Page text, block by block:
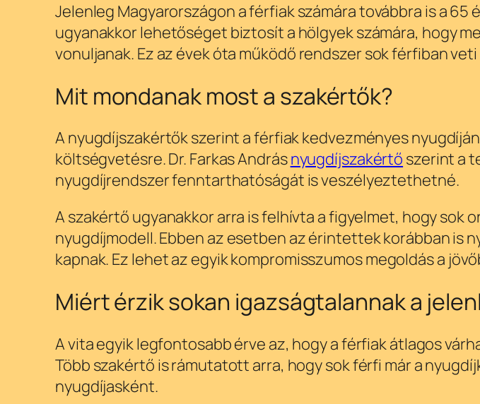
Jelenleg Magyarországon a férfiak számára továbbra is a
ugyanakkor lehetőséget biztosít a hölgyek számára, hogy
vonuljanak. Ez az évek óta működő rendszer sok férfiban
Mit mondanak most a szakértők?
A nyugdíjszakértők szerint a férfiak kedvezményes
költségvetésre. Dr. Farkas Andrásnyugdíjszakértő szerint a
nyugdíjrendszer fenntarthatóságát is veszélyeztethetné.
A szakértő ugyanakkor arra is felhívta a figyelmet, hogy sok
nyugdíjmodell. Ebben az esetben az érintettek korábban is
kapnak. Ez lehet az egyik kompromisszumos megoldás a
Miért érzik sokan igazságtalannak a
A vita egyik legfontosabb érve az, hogy a férfiak átlagos
Több szakértő is rámutatott arra, hogy sok férfi már a
nyugdíjasként.